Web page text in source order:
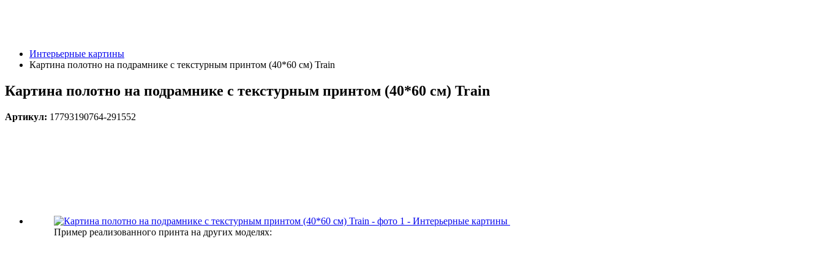
Интерьерные картины
Картина полотно на подрамнике с текстурным принтом (40*60 см) Train
Картина полотно на подрамнике с текстурным принтом (40*60 см) Train
Артикул: 17793190764-291552
Пример реализованного принта на других моделях: